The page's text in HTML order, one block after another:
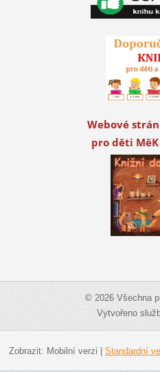
Webové
pro děti
© 2026 Všechna
Vytvořeno
Zobrazit: Mobilní verzi Standardní